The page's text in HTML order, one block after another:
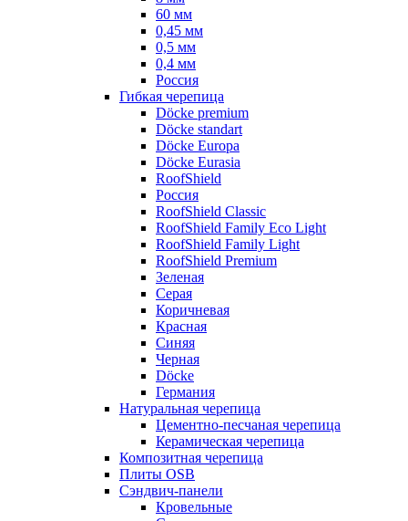
60 мм
0,45 мм
0,5 мм
0,4 мм
Россия
Гибкая черепица
Döcke premium
Döcke standart
Döcke Europa
Döcke Eurasia
RoofShield
Россия
RoofShield Classic
RoofShield Family Eco Light
RoofShield Family Light
RoofShield Premium
Зеленая
Серая
Коричневая
Красная
Синяя
Черная
Döcke
Германия
Натуральная черепица
Цементно-песчаная черепица
Керамическая черепица
Композитная черепица
Плиты OSB
Сэндвич-панели
Кровельные